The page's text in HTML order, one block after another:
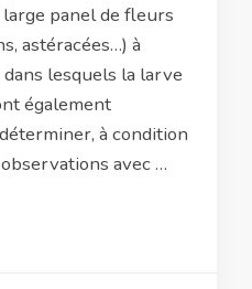
panel de fleurs
astéracées…) à
lesquels la larve
également
à condition
avec …